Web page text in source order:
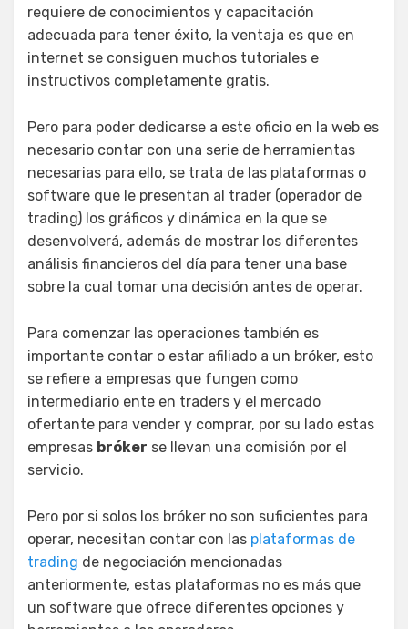
requiere de conocimientos y capacitación
adecuada para tener éxito, la ventaja es que en
internet se consiguen muchos tutoriales e
instructivos completamente gratis.
Pero para poder dedicarse a este oficio en la web es
necesario contar con una serie de herramientas
necesarias para ello, se trata de las plataformas o
software que le presentan al trader (operador de
trading) los gráficos y dinámica en la que se
desenvolverá, además de mostrar los diferentes
análisis financieros del día para tener una base
sobre la cual tomar una decisión antes de operar.
Para comenzar las operaciones también es
importante contar o estar afiliado a un bróker, esto
se refiere a empresas que fungen como
intermediario ente en traders y el mercado
ofertante para vender y comprar, por su lado estas
empresas bróker se llevan una comisión por el
servicio.
Pero por si solos los bróker no son suficientes para
operar, necesitan contar con las plataformas de
trading de negociación mencionadas
anteriormente, estas plataformas no es más que
un software que ofrece diferentes opciones y